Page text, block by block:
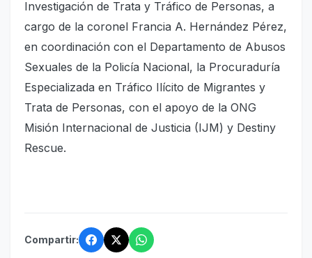
Investigación de Trata y Tráfico de Personas, a
cargo de la coronel Francia A. Hernández Pérez,
en coordinación con el Departamento de Abusos
Sexuales de la Policía Nacional, la Procuraduría
Especializada en Tráfico Ilícito de Migrantes y
Trata de Personas, con el apoyo de la ONG
Misión Internacional de Justicia (IJM) y Destiny
Rescue.
Compartir: